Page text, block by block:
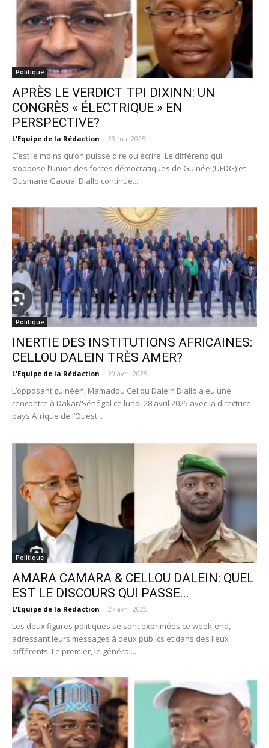
Politique
APRÈS LE VERDICT TPI DIXINN: UN
CONGRÈS « ÉLECTRIQUE » EN
PERSPECTIVE?
L'Equipe de la Rédaction - 23 mai 2025
C’est le moins qu’on puisse dire ou écrire. Le différend qui
s’oppose l’Union des forces démocratiques de Guinée (UFDG) et
Ousmane Gaoual Diallo continue...
Politique
INERTIE DES INSTITUTIONS AFRICAINES:
CELLOU DALEIN TRÈS AMER?
L'Equipe de la Rédaction - 29 avril 2025
L’opposant guinéen, Mamadou Cellou Dalein Diallo a eu une
rencontre à Dakar/Sénégal ce lundi 28 avril 2025 avec la directrice
pays Afrique de l’Ouest...
Politique
AMARA CAMARA & CELLOU DALEIN: QUEL
EST LE DISCOURS QUI PASSE...
L'Equipe de la Rédaction - 27 avril 2025
Les deux figures politiques se sont exprimées ce week-end,
adressant leurs messages à deux publics et dans des lieux
différents. Le premier, le général...